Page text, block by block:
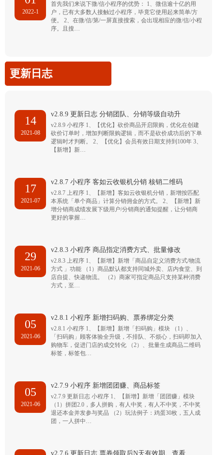
2022-1
首先我们来说下微/信小程序的优势： 1、微信逾十亿的用
户，已有大多数人接触过小程序，毕竟它使用起来简单/方
便。 2、在微/信/第/一屏直接搜索，会出现相应的微/信/小程
序。且搜…
更新日志
14
2021-08
v2.8.9 更新日志 分销团队、分销等级自动升
v2.8.9 小程序 1、【优化】砍价商品开启限购，优化在创建
砍价订单时，增加判断限购逻辑，而不是砍价成功后的下单
逻辑时才判断。 2、【优化】会员有效日期支持到100年 3、
【新增】新…
17
2021-07
v2.8.7 小程序 客如云收银机分销 核销二维码
v2.8.7 上程序 1、【新增】客如云收银机分销，新增按匹配
本系统「单个商品」计算分销佣金的方式。 2、【新增】新
增分销商成绩发展下级用户/分销商的通知提醒，让分销商
更好的掌握…
29
2021-06
v2.8.3 小程序 商品指定消费方式、批量修改
v2.8.3 上程序 1、【新增】新增「商品自定义消费方式/物流
方式 」功能 （1）商品默认都支持同城外卖、店内食堂、到
店自提、快递物流。 （2）商家可指定商品只支持某种消费
方式，至…
05
2021-06
v2.8.1 小程序 新增扫码购、票券绑定分类
v2.8.1 小程序 1、【新增】新增「扫码购」模块 （1）、
「扫码购」顾客体验全升级，不排队、不烦心，扫码即加入
购物车，促进门店的成交转化 （2）、批量生成商品二维码
标签，标签包…
05
2021-06
v2.7.9 小程序 新增团团赚、商品标签
v2.7.9 更新日志 小程序 1、【新增】新增「团团赚」模块
（1）拼团2.0，多人拼购，有人中奖，有人不中奖，不中奖
退还本金并发参与奖品 （2）玩法例子：鸡蛋30枚，五人成
团，一人拼中…
v2.7.6 更新日志 票券领取后N天有效期、查看